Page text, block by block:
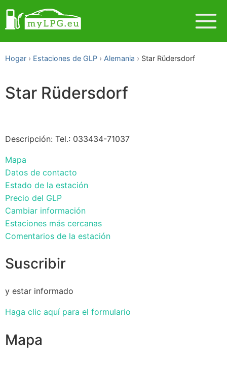
Hogar Estaciones de GLP Alemania Star Rüdersdorf
Star Rüdersdorf
Descripción: Tel.: 033434-71037
Mapa
Datos de contacto
Estado de la estación
Precio del GLP
Cambiar información
Estaciones más cercanas
Comentarios de la estación
Suscribir
y estar informado
Haga clic aquí para el formulario
Mapa